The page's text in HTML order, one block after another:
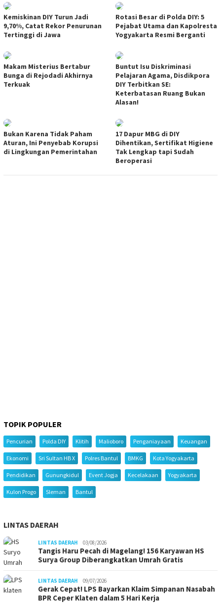
Kemiskinan DIY Turun Jadi
9,70%, Catat Rekor Penurunan
Tertinggi di Jawa
Rotasi Besar di Polda DIY: 5
Pejabat Utama dan Kapolresta
Yogyakarta Resmi Berganti
Makam Misterius Bertabur
Bunga di Rejodadi Akhirnya
Terkuak
Buntut Isu Diskriminasi
Pelajaran Agama, Disdikpora
DIY Terbitkan SE:
Keterbatasan Ruang Bukan
Alasan!
Bukan Karena Tidak Paham
Aturan, Ini Penyebab Korupsi
di Lingkungan Pemerintahan
17 Dapur MBG di DIY
Dihentikan, Sertifikat Higiene
Tak Lengkap tapi Sudah
Beroperasi
TOPIK POPULER
Pencurian Polda DIY Klitih Malioboro Penganiayaan Keuangan
Ekonomi Sri Sultan HB X Polres Bantul BMKG Kota Yogyakarta
Pendidikan Gunungkidul Event Jogja Kecelakaan Yogyakarta
Kulon Progo Sleman Bantul
LINTAS DAERAH
LINTAS DAERAH 03/08/2026
Tangis Haru Pecah di Magelang! 156 Karyawan HS
Surya Group Diberangkatkan Umrah Gratis
LINTAS DAERAH 09/07/2026
Gerak Cepat! LPS Bayarkan Klaim Simpanan Nasabah
BPR Ceper Klaten dalam 5 Hari Kerja